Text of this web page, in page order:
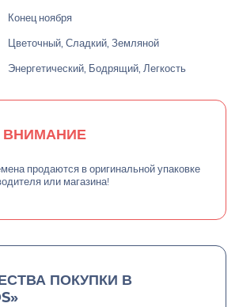
Конец ноября
Цветочный, Сладкий, Земляной
Энергетический, Бодрящий, Легкость
ВНИМАНИЕ
продаются в оригинальной упаковке
или магазина!
ПОКУПКИ В